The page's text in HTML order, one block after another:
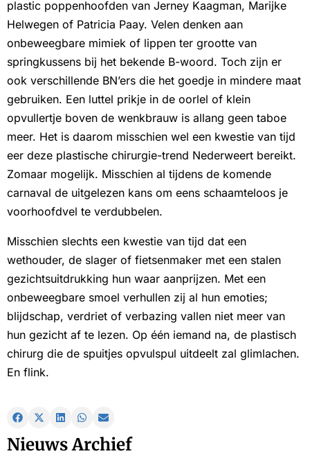
plastic poppenhoofden van Jerney Kaagman, Marijke
Helwegen of Patricia Paay. Velen denken aan
onbeweegbare mimiek of lippen ter grootte van
springkussens bij het bekende B-woord. Toch zijn er
ook verschillende BN’ers die het goedje in mindere maat
gebruiken. Een luttel prikje in de oorlel of klein
opvullertje boven de wenkbrauw is allang geen taboe
meer. Het is daarom misschien wel een kwestie van tijd
eer deze plastische chirurgie-trend Nederweert bereikt.
Zomaar mogelijk. Misschien al tijdens de komende
carnaval de uitgelezen kans om eens schaamteloos je
voorhoofdvel te verdubbelen.
Misschien slechts een kwestie van tijd dat een
wethouder, de slager of fietsenmaker met een stalen
gezichtsuitdrukking hun waar aanprijzen. Met een
onbeweegbare smoel verhullen zij al hun emoties;
blijdschap, verdriet of verbazing vallen niet meer van
hun gezicht af te lezen. Op één iemand na, de plastisch
chirurg die de spuitjes opvulspul uitdeelt zal glimlachen.
En flink.
Nieuws Archief